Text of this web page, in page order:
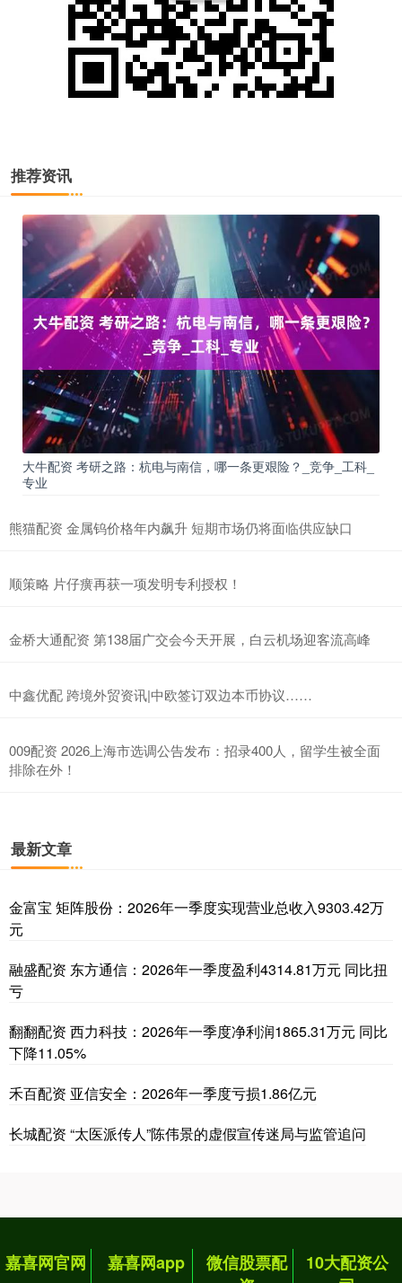
推荐资讯
大牛配资 考研之路：杭电与南信，哪一条更艰险？_竞争_工科_
专业
熊猫配资 金属钨价格年内飙升 短期市场仍将面临供应缺口
顺策略 片仔癀再获一项发明专利授权！
金桥大通配资 第138届广交会今天开展，白云机场迎客流高峰
中鑫优配 跨境外贸资讯|中欧签订双边本币协议……
009配资 2026上海市选调公告发布：招录400人，留学生被全面
排除在外！
最新文章
金富宝 矩阵股份：2026年一季度实现营业总收入9303.42万
元
融盛配资 东方通信：2026年一季度盈利4314.81万元 同比扭
亏
翻翻配资 西力科技：2026年一季度净利润1865.31万元 同比
下降11.05%
禾百配资 亚信安全：2026年一季度亏损1.86亿元
长城配资 “太医派传人”陈伟景的虚假宣传迷局与监管追问
嘉喜网官网 嘉喜网app
微信股票配
10大配资公